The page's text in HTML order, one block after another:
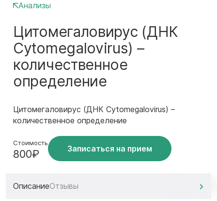
Анализы
Цитомегаловирус (ДНК
Cytomegalovirus) –
количественное
определение
Цитомегаловирус (ДНК Cytomegalovirus) –
количественное определение
Стоимость
800₽ Записаться на прием
ОписаниеОтзывы